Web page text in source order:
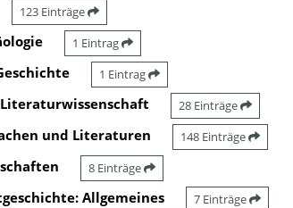
123 Einträge
1 Eintrag
1 Eintrag
28 Einträge
und Literaturen 148 Einträge
8 Einträge
Allgemeines 7 Einträge